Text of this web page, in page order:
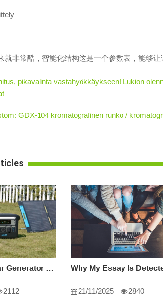
就非常酷，智能化结构这是一个参数表，能够
pikavalinta vastahyökkäykseen! Lukion
GDX-104 kromatografinen runko /
What Size Solar Generator Do You Really Need?
2112 21/11/2025 2840